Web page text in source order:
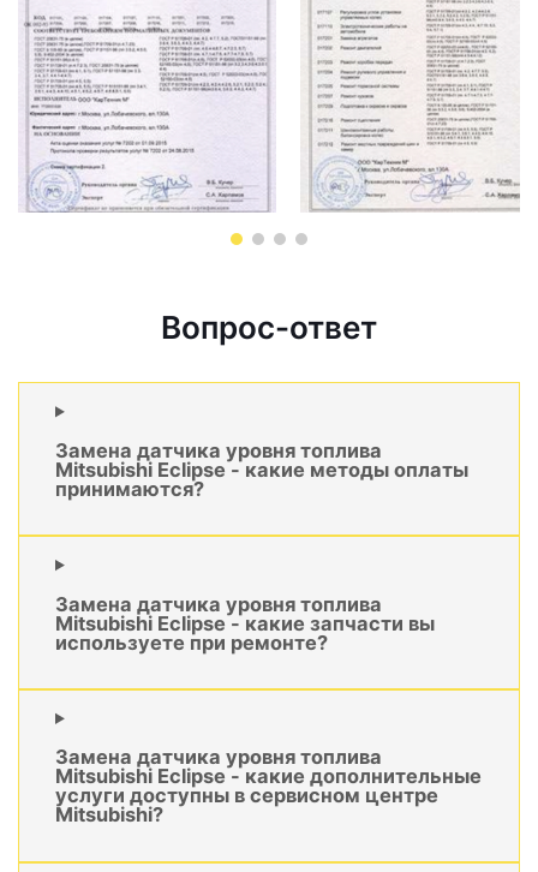
Вопрос-ответ
Замена датчика уровня топлива
Mitsubishi Eclipse - какие методы оплаты
принимаются?
Замена датчика уровня топлива
Mitsubishi Eclipse - какие запчасти вы
используете при ремонте?
Замена датчика уровня топлива
Mitsubishi Eclipse - какие дополнительные
услуги доступны в сервисном центре
Mitsubishi?